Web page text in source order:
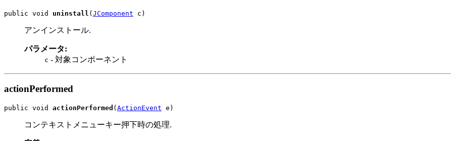
public void uninstall (JComponent c)
アンインストール.
パラメータ:
c - 対象コンポーネント
actionPerformed
public void actionPerformed ( ActionEvent e)
コンテキストメニューキー押下時の処理.